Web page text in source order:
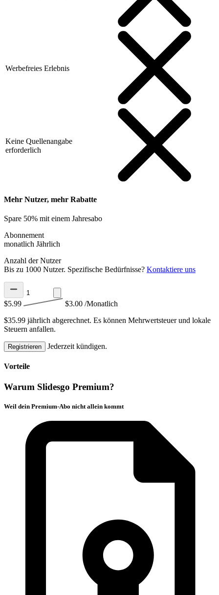
Werbefreies Erlebnis
Keine Quellenangabe
erforderlich
Mehr Nutzer, mehr Rabatte
Spare 50% mit einem Jahresabo
Abonnement
monatlich Jährlich
Anzahl der Nutzer
Bis zu 1000 Nutzer. Spezifische Bedürfnisse? Kontaktiere uns
$5.99 $3.00 /Monatlich
$35.99 jährlich abgerechnet. Es können Mehrwertsteuer und lokale
Steuern anfallen.
Registrieren Jederzeit kündigen.
Vorteile
Warum Slidesgo Premium?
Weil dein Premium-Abo nicht allein kommt